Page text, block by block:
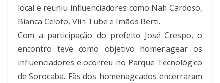
local e reuniu influenciadores como Nah Cardoso,
Bianca Celoto, Viih Tube e Imãos Berti.
Com a participação do prefeito José Crespo, o
encontro teve como objetivo homenagear os
influenciadores e ocorreu no Parque Tecnológico
de Sorocaba. Fãs dos homenageados encerraram